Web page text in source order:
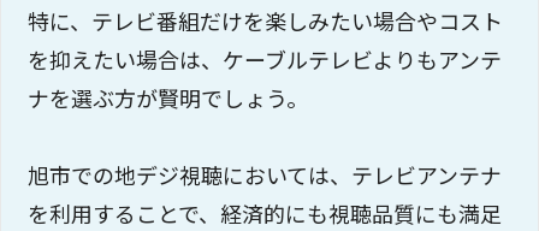
特に、テレビ番組だけを楽しみたい場合やコスト
を抑えたい場合は、ケーブルテレビよりもアンテ
ナを選ぶ方が賢明でしょう。
旭市での地デジ視聴においては、テレビアンテナ
を利用することで、経済的にも視聴品質にも満足